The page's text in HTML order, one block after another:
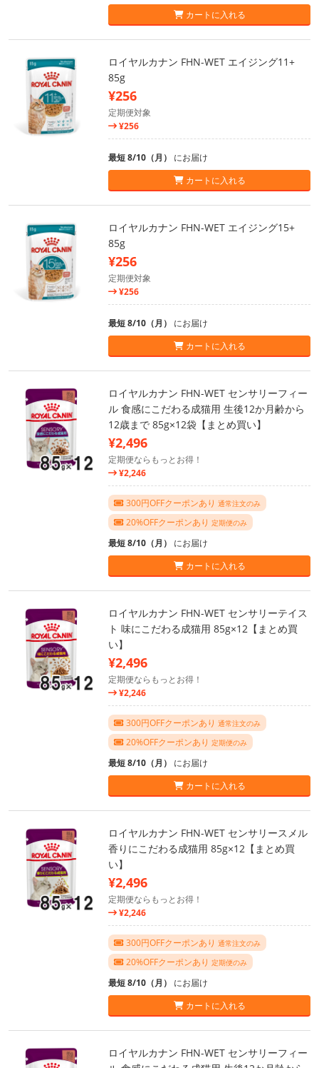
カートに入れる
ロイヤルカナン FHN-WET エイジング11+
85g
¥256
定期便対象
¥256
最短 8/10（月） にお届け
カートに入れる
ロイヤルカナン FHN-WET エイジング15+
85g
¥256
定期便対象
¥256
最短 8/10（月） にお届け
カートに入れる
ロイヤルカナン FHN-WET センサリーフィー
ル 食感にこだわる成猫用 生後12か月齢から
12歳まで 85g×12袋【まとめ買い】
¥2,496
定期便ならもっとお得！
¥2,246
300円OFFクーポンあり 通常注文のみ
20%OFFクーポンあり 定期便のみ
最短 8/10（月） にお届け
カートに入れる
ロイヤルカナン FHN-WET センサリーテイス
ト 味にこだわる成猫用 85g×12【まとめ買
い】
¥2,496
定期便ならもっとお得！
¥2,246
300円OFFクーポンあり 通常注文のみ
20%OFFクーポンあり 定期便のみ
最短 8/10（月） にお届け
カートに入れる
ロイヤルカナン FHN-WET センサリースメル
香りにこだわる成猫用 85g×12【まとめ買
い】
¥2,496
定期便ならもっとお得！
¥2,246
300円OFFクーポンあり 通常注文のみ
20%OFFクーポンあり 定期便のみ
最短 8/10（月） にお届け
カートに入れる
ロイヤルカナン FHN-WET センサリーフィー